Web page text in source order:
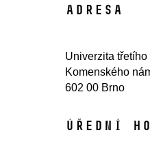
Adresa
Univerzita třetího
Komenského
602 00 Brno
Úřední